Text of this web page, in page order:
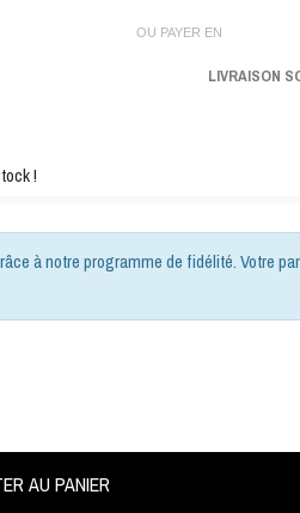
OU PAYER EN
LIVRAISON
!
à notre programme de fidélité. Votre
AU PANIER